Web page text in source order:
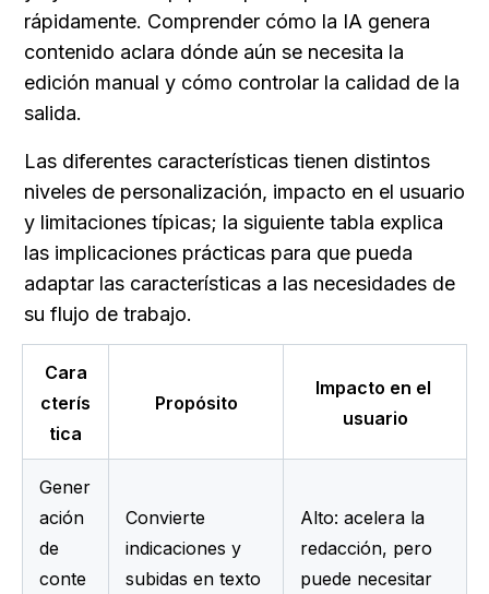
rápidamente. Comprender cómo la IA genera
contenido aclara dónde aún se necesita la
edición manual y cómo controlar la calidad de la
salida.
Las diferentes características tienen distintos
niveles de personalización, impacto en el usuario
y limitaciones típicas; la siguiente tabla explica
las implicaciones prácticas para que pueda
adaptar las características a las necesidades de
su flujo de trabajo.
Cara
cterís
tica
Propósito
Impacto en el
usuario
Gener
ación
de
conte
Convierte
indicaciones y
subidas en texto
Alto: acelera la
redacción, pero
puede necesitar